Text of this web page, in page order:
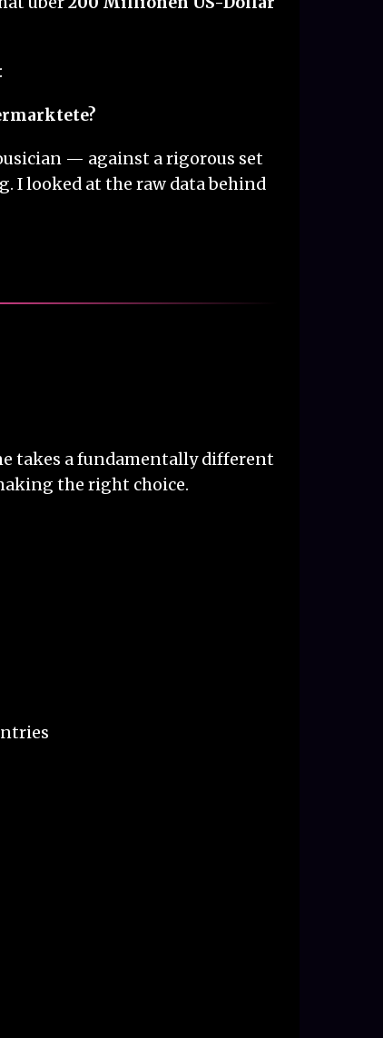
— against a rigorous set
I looked at the raw data behind
takes a fundamentally different
the right choice.